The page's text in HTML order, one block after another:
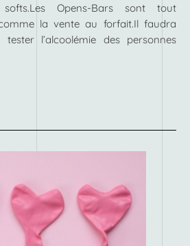
Opens-Bars sont tout
la vente au forfait.Il faudra
l’alcoolémie des personnes